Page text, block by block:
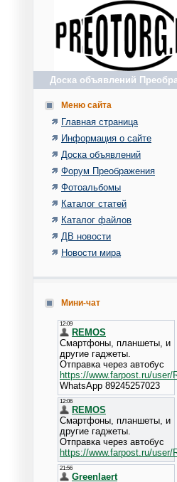
Доска объявлений
Меню сайта
Главная страница
Информация о сайте
Доска объявлений
Форум Преображения
Фотоальбомы
Каталог статей
Каталог файлов
ДВ новости
Новости мира
Мини-чат